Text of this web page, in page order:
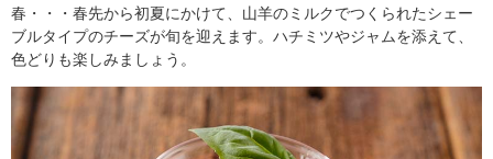
春・・・春先から初夏にかけて、山羊のミルクでつくられたシェー
ブルタイプのチーズが旬を迎えます。ハチミツやジャムを添えて、
色どりも楽しみましょう。